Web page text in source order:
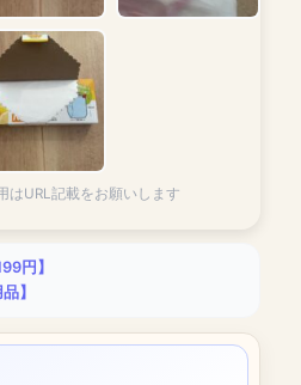
はURL記載をお願いします
円】
】